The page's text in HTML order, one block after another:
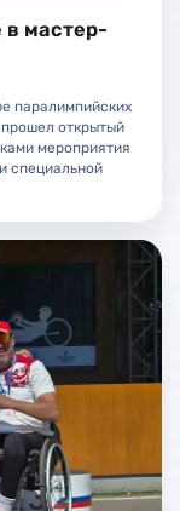
в мастер-
паралимпийских
открытый
мероприятия
специальной